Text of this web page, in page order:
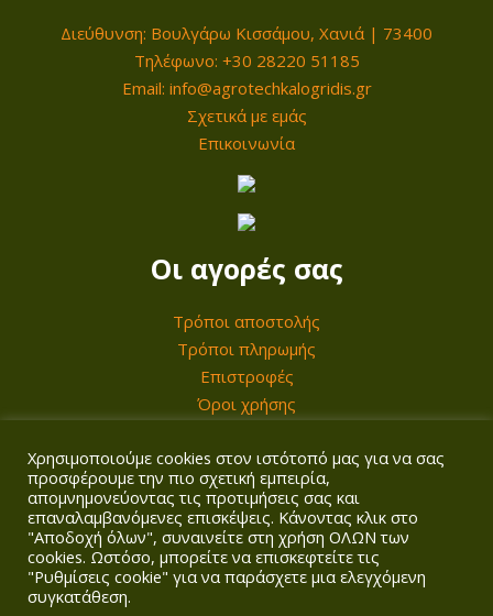
Διεύθυνση: Βουλγάρω Κισσάμου, Χανιά | 73400
Τηλέφωνο: +30 28220 51185
Email: info@agrotechkalogridis.gr
Σχετικά με εμάς
Επικοινωνία
Οι αγορές σας
Τρόποι αποστολής
Τρόποι πληρωμής
Επιστροφές
Όροι χρήσης
Ο λογαριασμός σας
Σύνδεση/Εγγραφή
Καλάθι
Ταμείο
Χρησιμοποιούμε cookies στον ιστότοπό μας για να σας
προσφέρουμε την πιο σχετική εμπειρία,
απομνημονεύοντας τις προτιμήσεις σας και
επαναλαμβανόμενες επισκέψεις. Κάνοντας κλικ στο
"Αποδοχή όλων", συναινείτε στη χρήση ΟΛΩΝ των
cookies. Ωστόσο, μπορείτε να επισκεφτείτε τις
"Ρυθμίσεις cookie" για να παράσχετε μια ελεγχόμενη
συγκατάθεση.